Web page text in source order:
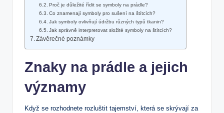
Proč je důležité řídit se symboly na prádle?
Co znamenají symboly pro sušení na štítcích?
Jak symboly ovlivňují údržbu různých typů tkanin?
Jak správně interpretovat složité symboly na štítcích?
Závěrečné poznámky
Znaky na prádle a jejich
významy
Když se rozhodnete rozluštit tajemství, která se skrývají za